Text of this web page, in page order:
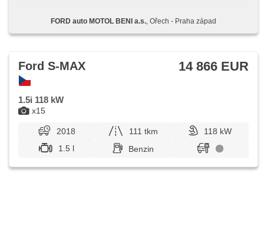
FORD auto MOTOL BENI a.s. , Ořech - Praha západ
x15
Ford S-MAX 14 866 EUR
1.5i 118 kW
2018 111 tkm
118 kW
1.5 l
Benzin